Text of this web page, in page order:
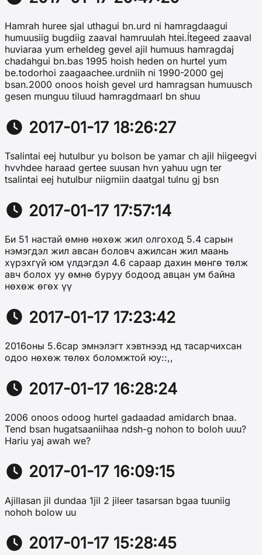
Hamrah huree sjal uthagui bn.urd ni hamragdaagui
humuusiig bugdiig zaaval hamruulah htei.ĺtegeed zaaval
huviaraa yum erheldeg gevel ajil humuus hamragdaj
chadahgui bn.bas 1995 hoish heden on hurtel yum
be.todorhoi zaagaachee.urdniih ni 1990-2000 gej
bsan.2000 onoos hoish gevel urd hamragsan humuusch
gesen munguu tiluud hamragdmaarl bn shuu
2017-01-17 18:26:27
Tsalintai eej hutulbur yu bolson be yamar ch ajil hiigeegvi
hvvhdee haraad gertee suusan hvn yahuu ugn ter
tsalintai eej hutulbur niigmiin daatgal tulnu gj bsn
2017-01-17 17:57:14
Би 51 настай өмнө нөхөж жил олгоход 5.4 сарын
нэмэгдэл жил авсан боловч ажилсан жил маань
хүрэхгүй юм үлдэгдэл 4.6 сараар дахин мөнгө төлж
авч болох уу өмнө буруу бодоод авцан ум байна
нөхөж өгөх үү
2017-01-17 17:23:42
2016оны 5.6сар эмнэлэгт хэвтнээд нд тасарчихсан
одоо нөхөж төлөх боломжтой юу::,,
2017-01-17 16:28:24
2006 onoos odoog hurtel gadaadad amidarch bnaa.
Tend bsan hugatsaaniihaa ndsh-g nohon to boloh uuu?
Hariu yaj awah we?
2017-01-17 16:09:15
Ajillasan jil dundaa 1jil 2 jileer tasarsan bgaa tuuniig
nohoh bolow uu
2017-01-17 15:28:45